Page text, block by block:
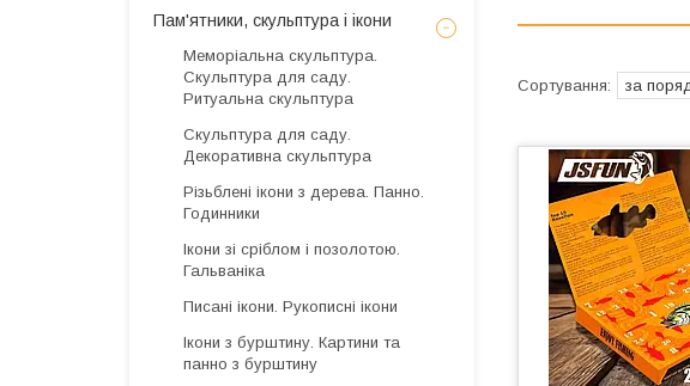
Пам'ятники, скульптура і ікони
Меморіальна скульптура.
Скульптура для саду.
Ритуальна скульптура
Скульптура для саду.
Декоративна скульптура
Різьблені ікони з дерева. Панно.
Годинники
Ікони зі сріблом і позолотою.
Гальваніка
Писані ікони. Рукописні ікони
Ікони з бурштину. Картини та
панно з бурштину